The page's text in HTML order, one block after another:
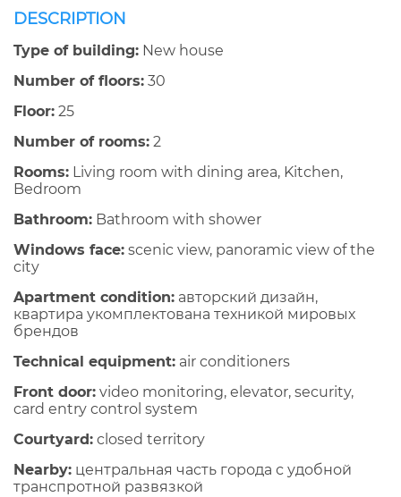
DESCRIPTION
Type of building: New house
Number of floors: 30
Floor: 25
Number of rooms: 2
Rooms: Living room with dining area, Kitchen,
Bedroom
Bathroom: Bathroom with shower
Windows face: scenic view, panoramic view of the
city
Apartment condition: авторский дизайн,
квартира укомплектована техникой мировых
брендов
Technical equipment: air conditioners
Front door: video monitoring, elevator, security,
card entry control system
Courtyard: closed territory
Nearby: центральная часть города с удобной
транспротной развязкой